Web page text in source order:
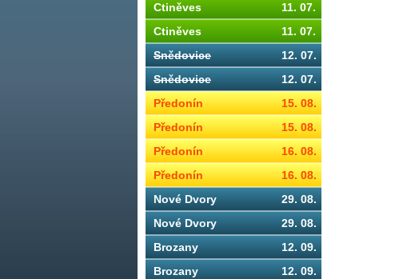
Ctiněves
11. 07.
Ctiněves
11. 07.
Snědovice
12. 07.
Snědovice
12. 07.
Předonín
15. 08.
Předonín
15. 08.
Předonín
16. 08.
Předonín
16. 08.
Nové Dvory
29. 08.
Nové Dvory
29. 08.
Brozany
12. 09.
Brozany
12. 09.